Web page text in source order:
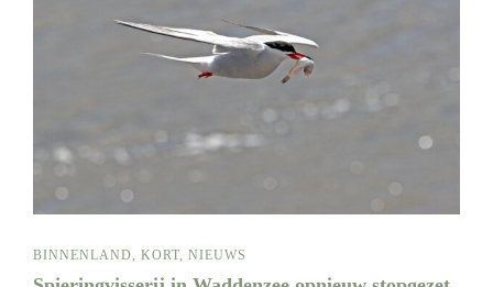
BINNENLAND KORT NIEUWS